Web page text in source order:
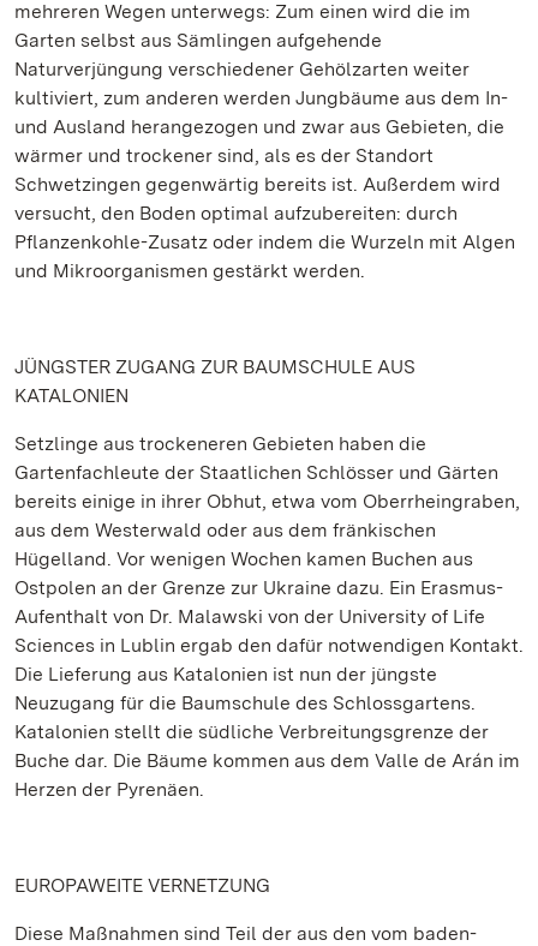
mehreren Wegen unterwegs: Zum einen wird die im
Garten selbst aus Sämlingen aufgehende
Naturverjüngung verschiedener Gehölzarten weiter
kultiviert, zum anderen werden Jungbäume aus dem In-
und Ausland herangezogen und zwar aus Gebieten, die
wärmer und trockener sind, als es der Standort
Schwetzingen gegenwärtig bereits ist. Außerdem wird
versucht, den Boden optimal aufzubereiten: durch
Pflanzenkohle-Zusatz oder indem die Wurzeln mit Algen
und Mikroorganismen gestärkt werden.
JÜNGSTER ZUGANG ZUR BAUMSCHULE AUS
KATALONIEN
Setzlinge aus trockeneren Gebieten haben die
Gartenfachleute der Staatlichen Schlösser und Gärten
bereits einige in ihrer Obhut, etwa vom Oberrheingraben,
aus dem Westerwald oder aus dem fränkischen
Hügelland. Vor wenigen Wochen kamen Buchen aus
Ostpolen an der Grenze zur Ukraine dazu. Ein Erasmus-
Aufenthalt von Dr. Malawski von der University of Life
Sciences in Lublin ergab den dafür notwendigen Kontakt.
Die Lieferung aus Katalonien ist nun der jüngste
Neuzugang für die Baumschule des Schlossgartens.
Katalonien stellt die südliche Verbreitungsgrenze der
Buche dar. Die Bäume kommen aus dem Valle de Arán im
Herzen der Pyrenäen.
EUROPAWEITE VERNETZUNG
Diese Maßnahmen sind Teil der aus den vom baden-